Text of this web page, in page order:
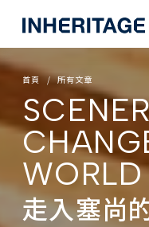
首頁 所有文章
WORLD
走入塞尚